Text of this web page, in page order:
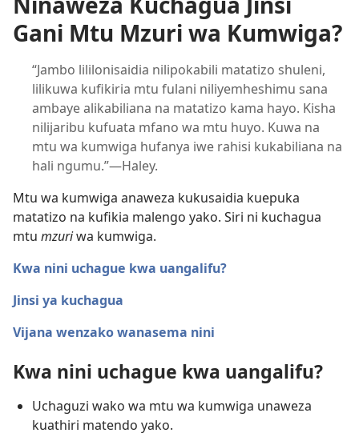
Gani Mtu Mzuri wa Kumwiga?
“Jambo lililonisaidia nilipokabili matatizo shuleni,
lilikuwa kufikiria mtu fulani niliyemheshimu sana
ambaye alikabiliana na matatizo kama hayo. Kisha
nilijaribu kufuata mfano wa mtu huyo. Kuwa na
mtu wa kumwiga hufanya iwe rahisi kukabiliana na
hali ngumu.”​—Haley.
Mtu wa kumwiga anaweza kukusaidia kuepuka
matatizo na kufikia malengo yako. Siri ni kuchagua
mtu mzuriwa kumwiga.
Kwa nini uchague kwa uangalifu?
Jinsi ya kuchagua
Vijana wenzako wanasema nini
Kwa nini uchague kwa uangalifu?
Uchaguzi wako wa mtu wa kumwiga unaweza
kuathiri matendo yako.